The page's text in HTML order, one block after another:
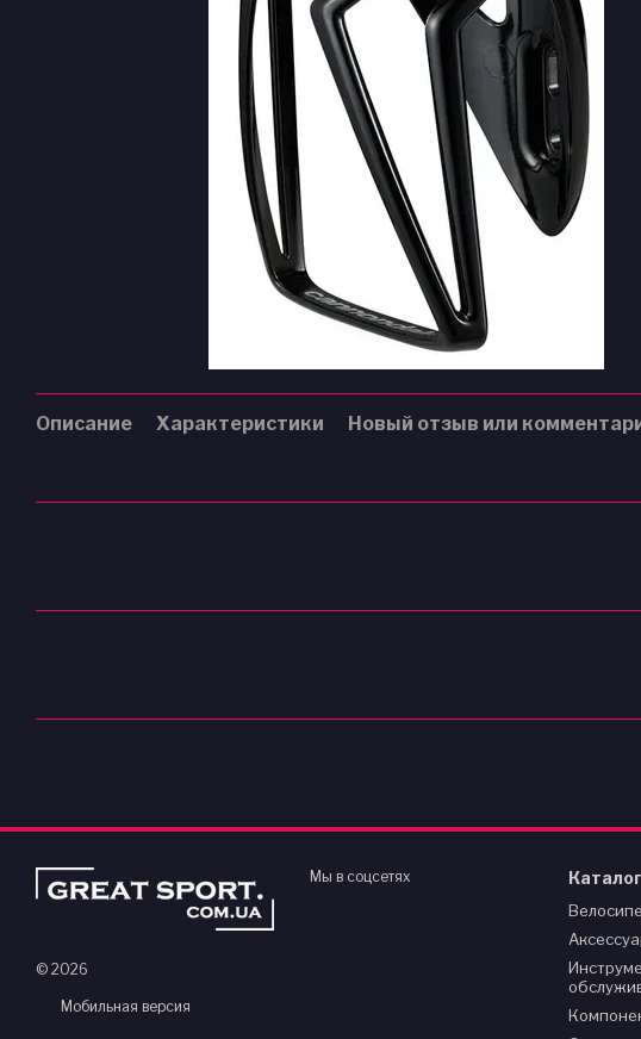
Описание Характеристики Новый отзыв или
© 2026
Мобильная версия
Мы в соцсетях Каталог